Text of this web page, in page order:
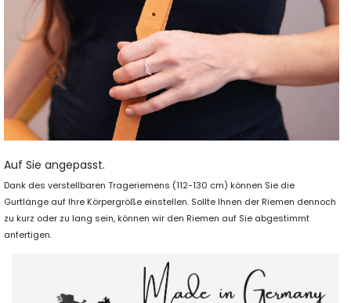
Auf Sie angepasst.
Dank des verstellbaren Trageriemens (112-130 cm) können Sie die
Gurtlänge auf Ihre Körpergröße einstellen. Sollte Ihnen der Riemen dennoch
zu kurz oder zu lang sein, können wir den Riemen auf Sie abgestimmt
anfertigen.